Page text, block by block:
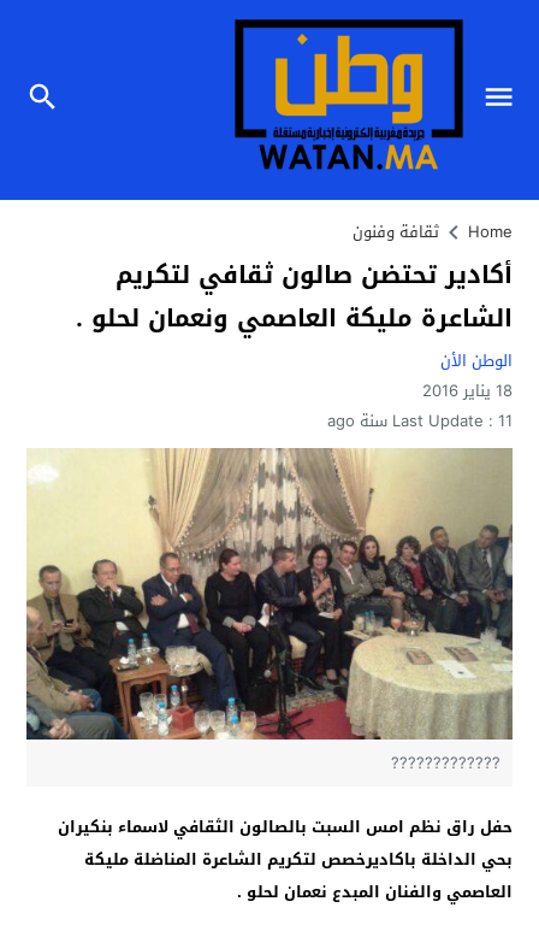
Home ثقافة وفنون
أكادير تحتضن صالون ثقافي لتكريم
الشاعرة مليكة العاصمي ونعمان لحلو .
الوطن الأن
18 يناير 2016
Last Update : 11 سنة ago
?????????????
حفل راق نظم امس السبت بالصالون الثقافي لاسماء بنكيران
بحي الداخلة باكاديرخصص لتكريم الشاعرة المناضلة مليكة
العاصمي والفنان المبدع نعمان لحلو .